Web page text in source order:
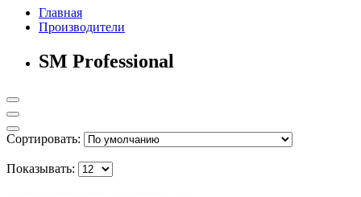
Главная
Производители
SM Professional
Сортировать:
Показывать: